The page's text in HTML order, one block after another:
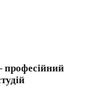
професійний